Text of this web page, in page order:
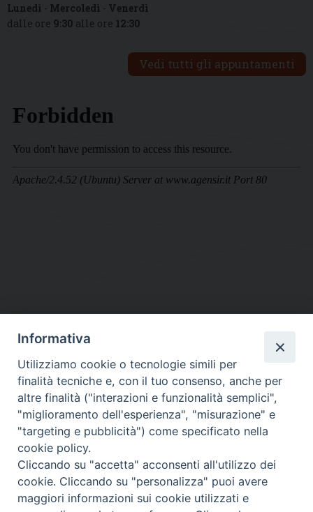
Lunedì - Mercoledì - Venerdì
dalle ore 9:30 alle ore 12:30
Vedi tutti gli appuntamenti
DIOCESI SUBURBICARIA DI ALBANO
Contatti:Tel.: 06.93268401 - Fax.: 06.9323844
E-mail:curia@diocesidialbano.it
Orari: dal Lunedì al Venerdì Ore: 9:00 - 13:00
Lunedì, Mercoledì e Venerdì, Ore 9:30 - 12:30
Informativa
Utilizziamo cookie o tecnologie simili per
finalità tecniche e, con il tuo consenso, anche per
altre finalità ("interazioni e funzionalità semplici",
"miglioramento dell'esperienza", "misurazione" e
"targeting e pubblicità") come specificato nella
cookie policy.
Cliccando su "accetta" acconsenti all'utilizzo dei
cookie. Cliccando su "personalizza" puoi avere
maggiori informazioni sui cookie utilizzati e